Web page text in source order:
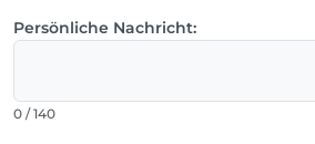
Persönliche Nachricht:
0 / 140